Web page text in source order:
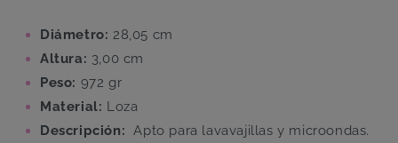
Diámetro: 28,05 cm
Altura: 3,00 cm
Peso: 972 gr
Material: Loza
Descripción: Apto para lavavajillas y microondas.